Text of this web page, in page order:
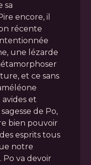
sa
encore, il
récente
une lézarde
et ce sans
et
de Po,
bien pouvoir
esprits tous
notre
va devoir